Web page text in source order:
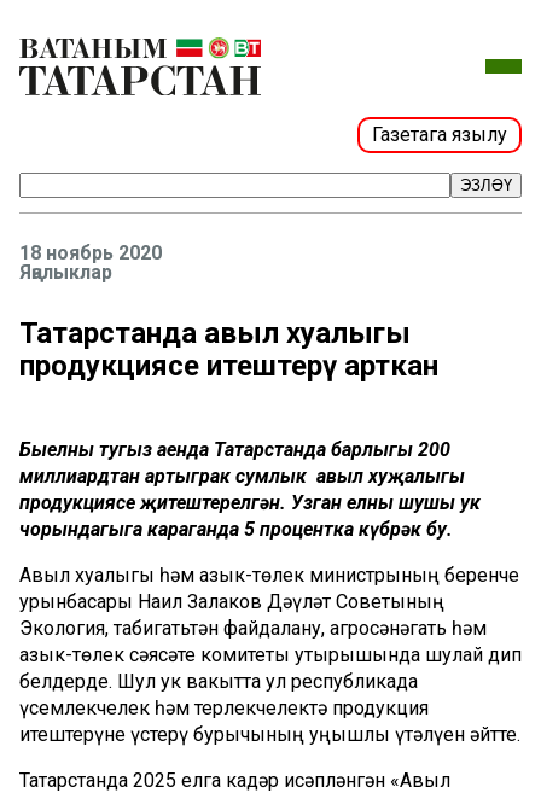
Газетага язылу
ЭЗЛӘҮ
18 ноябрь 2020
Яңалыклар
Татарстанда авыл хуҗалыгы
продукциясе җитештерү арткан
Быелның тугыз аенда Татарстанда барлыгы 200
миллиардтан артыграк сумлык авыл хуҗалыгы
продукциясе җитештерелгән. Узган елның шушы ук
чорындагыга караганда 5 процентка күбрәк бу.
Авыл хуҗалыгы һәм азык-төлек министрының беренче
урынбасары Наил Залаков Дәүләт Советының
Экология, табигатьтән файдалану, агросәнәгать һәм
азык-төлек сәясәте комитеты утырышында шулай дип
белдерде. Шул ук вакытта ул республикада
үсемлекчелек һәм терлекчелектә продукция
җитештерүне үстерү бурычының уңышлы үтәлүен әйтте.
Татарстанда 2025 елга кадәр исәпләнгән «Авыл